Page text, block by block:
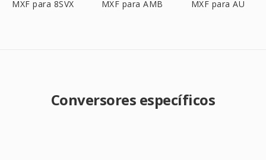
MXF para 8SVX MXF para AMB MXF para AU
Conversores específicos